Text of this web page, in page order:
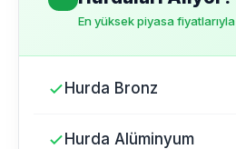
En yüksek piyasa fiyatlarıyla
Hurda Bronz
Hurda Alüminyum